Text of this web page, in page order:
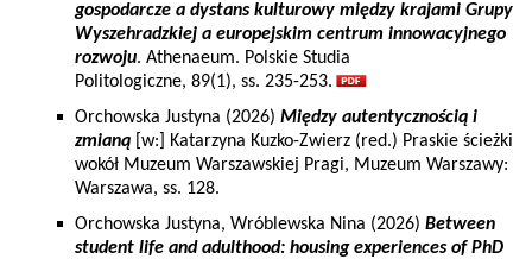
gospodarcze a dystans kulturowy między krajami Grupy
Wyszehradzkiej a europejskim centrum innowacyjnego
rozwoju. Athenaeum. Polskie Studia
Politologiczne, 89(1), ss. 235-253.
Orchowska Justyna (2026) Między autentycznością i
zmianą [w:] Katarzyna Kuzko-Zwierz (red.) Praskie ścieżki
wokół Muzeum Warszawskiej Pragi, Muzeum Warszawy:
Warszawa, ss. 128.
Orchowska Justyna, Wróblewska Nina (2026) Between
student life and adulthood: housing experiences of PhD